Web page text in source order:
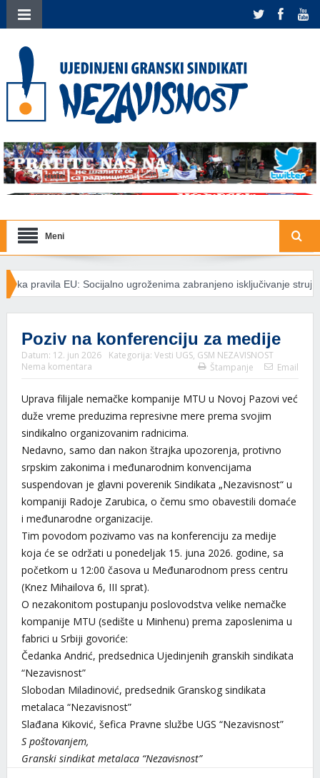
Meni
ugroženima zabranjeno isključivanje struje Međunarodna
Poziv na konferenciju za medije
Datum: 12. jun 2026 Kategorija: Vesti UGS, GSM NEZAVISNOST
Nema komentara
Štampanje Email
Uprava filijale nemačke kompanije MTU u Novoj Pazovi već
duže vreme preduzima represivne mere prema svojim
sindikalno organizovanim radnicima.
Nedavno, samo dan nakon štrajka upozorenja, protivno
srpskim zakonima i međunarodnim konvencijama
suspendovan je glavni poverenik Sindikata „Nezavisnost“ u
kompaniji Radoje Zarubica, o čemu smo obavestili domaće
i međunarodne organizacije.
Tim povodom pozivamo vas na konferenciju za medije
koja će se održati u ponedeljak 15. juna 2026. godine, sa
početkom u 12:00 časova u Međunarodnom press centru
(Knez Mihailova 6, III sprat).
O nezakonitom postupanju poslovodstva velike nemačke
kompanije MTU (sedište u Minhenu) prema zaposlenima u
fabrici u Srbiji govoriće:
Čedanka Andrić, predsednica Ujedinjenih granskih sindikata
“Nezavisnost”
Slobodan Miladinović, predsednik Granskog sindikata
metalaca “Nezavisnost”
Slađana Kiković, šefica Pravne službe UGS “Nezavisnost”
S poštovanjem,
Granski sindikat metalaca “Nezavisnost”